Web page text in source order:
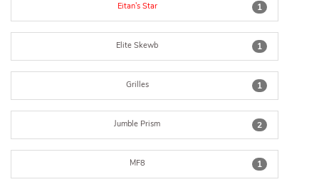
1
Eitan's Star
1
Elite Skewb
1
Grilles
2
Jumble Prism
1
MF8